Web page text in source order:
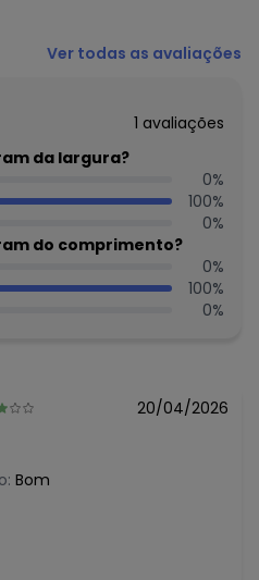
Ver todas as avaliações
1 avaliações
da largura?
0%
100%
0%
do comprimento?
0%
100%
0%
20/04/2026
Bom